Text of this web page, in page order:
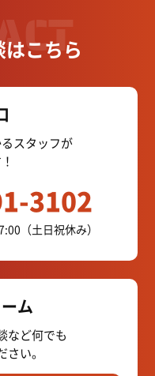
こちら
スタッフが
3102
（土日祝休み）
ム
など何でも
い。